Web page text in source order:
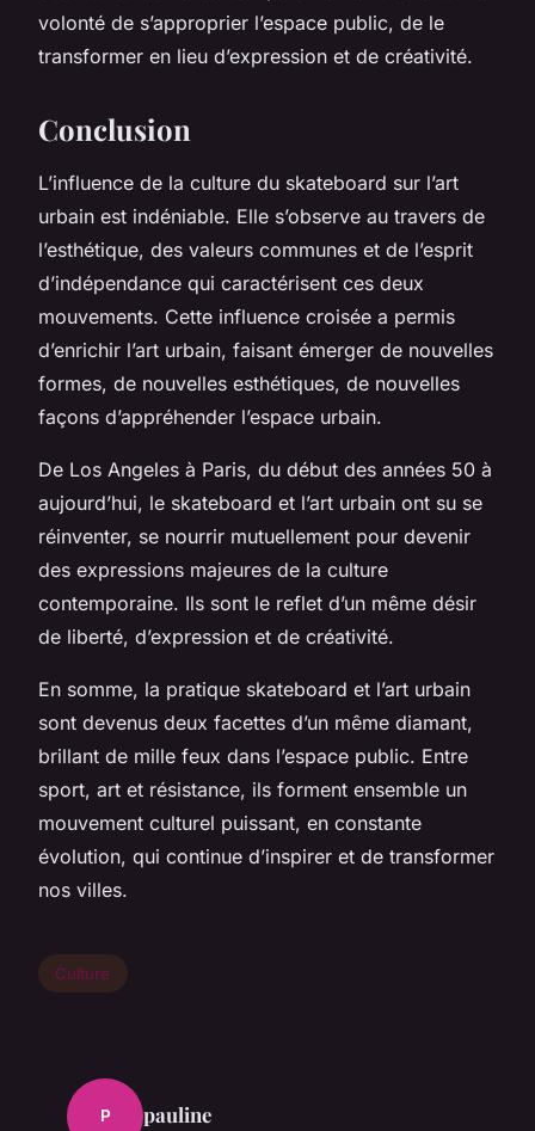
volonté de s’approprier l’espace public, de le
transformer en lieu d’expression et de créativité.
Conclusion
L’influence de la culture du skateboard sur l’art
urbain est indéniable. Elle s’observe au travers de
l’esthétique, des valeurs communes et de l’esprit
d’indépendance qui caractérisent ces deux
mouvements. Cette influence croisée a permis
d’enrichir l’art urbain, faisant émerger de nouvelles
formes, de nouvelles esthétiques, de nouvelles
façons d’appréhender l’espace urbain.
De Los Angeles à Paris, du début des années 50 à
aujourd’hui, le skateboard et l’art urbain ont su se
réinventer, se nourrir mutuellement pour devenir
des expressions majeures de la culture
contemporaine. Ils sont le reflet d’un même désir
de liberté, d’expression et de créativité.
En somme, la pratique skateboard et l’art urbain
sont devenus deux facettes d’un même diamant,
brillant de mille feux dans l’espace public. Entre
sport, art et résistance, ils forment ensemble un
mouvement culturel puissant, en constante
évolution, qui continue d’inspirer et de transformer
nos villes.
Culture
P pauline